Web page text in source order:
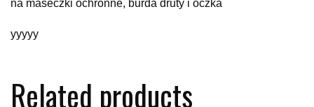
na maseczki ochronne, burda druty i oczka
yyyyy
Related products